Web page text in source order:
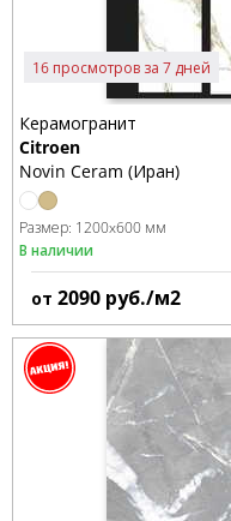
16 просмотров за 7 дней
Керамогранит
Citroen
Novin Ceram (Иран)
Размер: 1200x600 мм
В наличии
от 2090 руб./м2